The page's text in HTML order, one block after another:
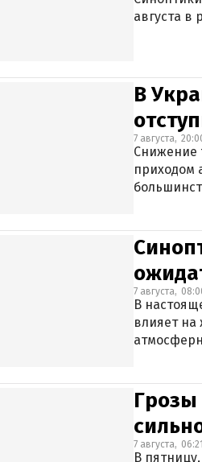
августа в
В
7 августа,
Снижение
приходом
7 августа,
В
влияет на
Грозы
7 августа, 06:21
В